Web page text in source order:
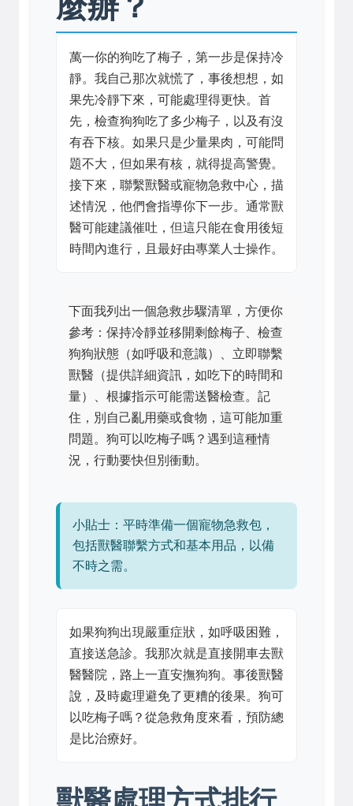
萬一你的狗吃了梅子，第一步是保持冷
靜。我自己那次就慌了，事後想想，如
果先冷靜下來，可能處理得更快。首
先，檢查狗狗吃了多少梅子，以及有沒
有吞下核。如果只是少量果肉，可能問
題不大，但如果有核，就得提高警覺。
接下來，聯繫獸醫或寵物急救中心，描
述情況，他們會指導你下一步。通常獸
醫可能建議催吐，但這只能在食用後短
時間內進行，且最好由專業人士操作。
下面我列出一個急救步驟清單，方便你
參考：保持冷靜並移開剩餘梅子、檢查
狗狗狀態（如呼吸和意識）、立即聯繫
獸醫（提供詳細資訊，如吃下的時間和
量）、根據指示可能需送醫檢查。記
住，別自己亂用藥或食物，這可能加重
問題。狗可以吃梅子嗎？遇到這種情
況，行動要快但別衝動。
小貼士：平時準備一個寵物急救包，
包括獸醫聯繫方式和基本用品，以備
不時之需。
如果狗狗出現嚴重症狀，如呼吸困難，
直接送急診。我那次就是直接開車去獸
醫醫院，路上一直安撫狗狗。事後獸醫
說，及時處理避免了更糟的後果。狗可
以吃梅子嗎？從急救角度來看，預防總
是比治療好。